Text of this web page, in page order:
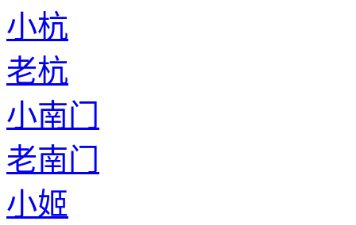
小杭
老杭
小南门
老南门
小姬